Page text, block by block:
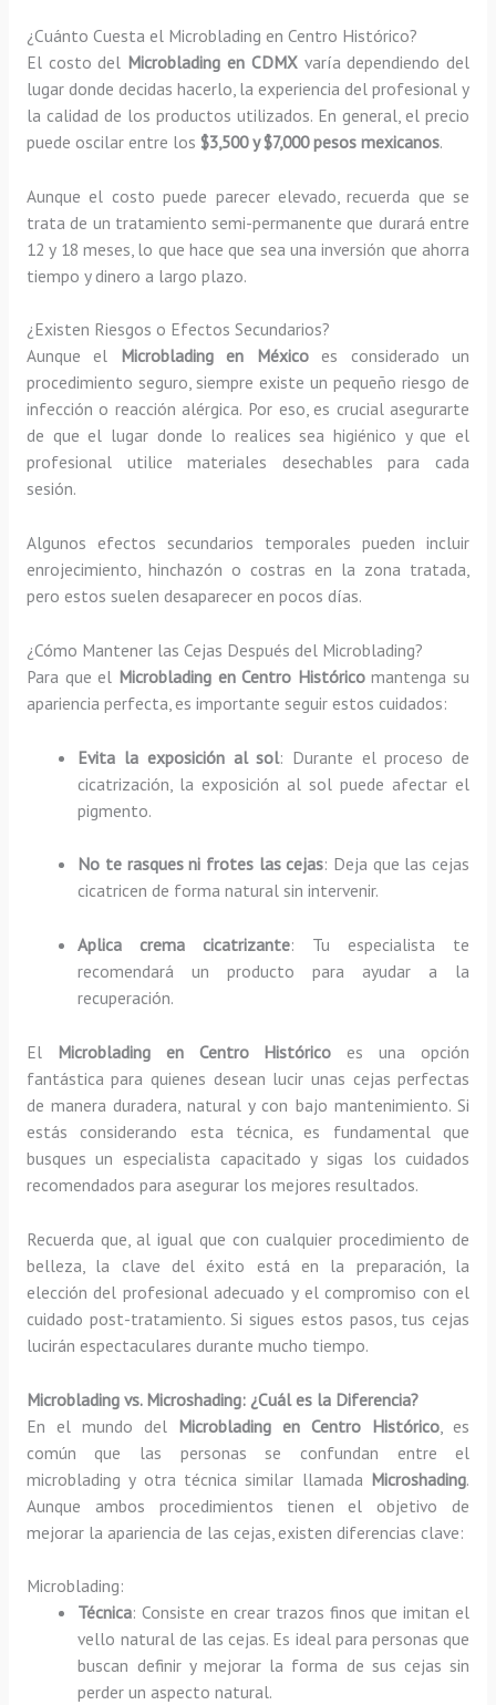
¿Cuánto Cuesta el Microblading en Centro Histórico?
El costo del Microblading en CDMXvaría dependiendo del
lugar donde decidas hacerlo, la experiencia del profesional y
la calidad de los productos utilizados. En general, el precio
puede oscilar entre los $3,500 y $7,000 pesos mexicanos.
Aunque el costo puede parecer elevado, recuerda que se
trata de un tratamiento semi-permanente que durará entre
12 y 18 meses, lo que hace que sea una inversión que ahorra
tiempo y dinero a largo plazo.
¿Existen Riesgos o Efectos Secundarios?
Aunque el Microblading en Méxicoes considerado un
procedimiento seguro, siempre existe un pequeño riesgo de
infección o reacción alérgica. Por eso, es crucial asegurarte
de que el lugar donde lo realices sea higiénico y que el
profesional utilice materiales desechables para cada
sesión.
Algunos efectos secundarios temporales pueden incluir
enrojecimiento, hinchazón o costras en la zona tratada,
pero estos suelen desaparecer en pocos días.
¿Cómo Mantener las Cejas Después del Microblading?
Para que el Microblading en Centro Históricomantenga su
apariencia perfecta, es importante seguir estos cuidados:
Evita la exposición al sol: Durante el proceso de
cicatrización, la exposición al sol puede afectar el
pigmento.
No te rasques ni frotes las cejas: Deja que las cejas
cicatricen de forma natural sin intervenir.
Aplica crema cicatrizante: Tu especialista te
recomendará un producto para ayudar a la
recuperación.
El Microblading en Centro Histórico es una opción
fantástica para quienes desean lucir unas cejas perfectas
de manera duradera, natural y con bajo mantenimiento. Si
estás considerando esta técnica, es fundamental que
busques un especialista capacitado y sigas los cuidados
recomendados para asegurar los mejores resultados.
Recuerda que, al igual que con cualquier procedimiento de
belleza, la clave del éxito está en la preparación, la
elección del profesional adecuado y el compromiso con el
cuidado post-tratamiento. Si sigues estos pasos, tus cejas
lucirán espectaculares durante mucho tiempo.
Microblading vs. Microshading: ¿Cuál es la Diferencia?
En el mundo del Microblading en Centro Histórico , es
común que las personas se confundan entre el
microblading y otra técnica similar llamada Microshading.
Aunque ambos procedimientos tienen el objetivo de
mejorar la apariencia de las cejas, existen diferencias clave:
Microblading:
Técnica: Consiste en crear trazos finos que imitan el
vello natural de las cejas. Es ideal para personas que
buscan definir y mejorar la forma de sus cejas sin
perder un aspecto natural.